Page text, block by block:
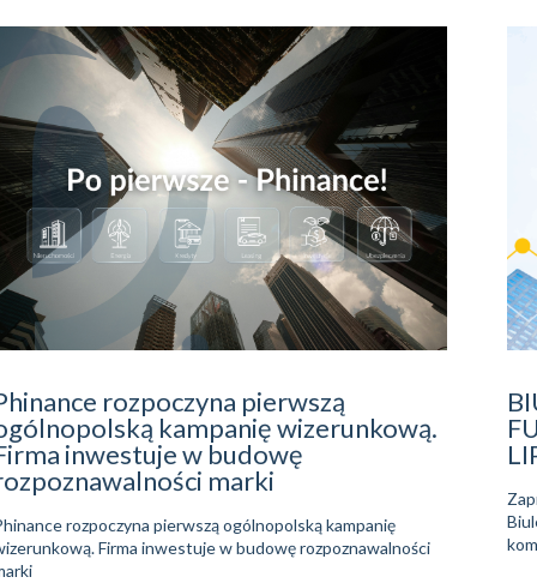
rozpoczyna pierwszą
kampanię wizerunkową.
inwestuje w budowę
marki
rozpoczyna pierwszą ogólnopolską kampanię
Firma inwestuje w budowę rozpoznawalności